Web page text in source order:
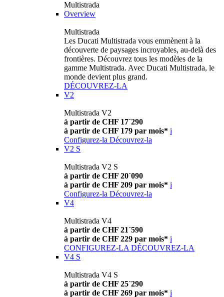
Multistrada
Overview
Multistrada
Les Ducati Multistrada vous emmènent à la
découverte de paysages incroyables, au-delà des
frontières. Découvrez tous les modèles de la
gamme Multistrada. Avec Ducati Multistrada, le
monde devient plus grand.
DÉCOUVREZ-LA
V2
Multistrada V2
à partir de CHF 17´290
à partir de CHF 179 par mois* i
Configurez-la Découvrez-la
V2 S
Multistrada V2 S
à partir de CHF 20´090
à partir de CHF 209 par mois* i
Configurez-la Découvrez-la
V4
Multistrada V4
à partir de CHF 21´590
à partir de CHF 229 par mois* i
CONFIGUREZ-LA DÉCOUVREZ-LA
V4 S
Multistrada V4 S
à partir de CHF 25´290
à partir de CHF 269 par mois* i